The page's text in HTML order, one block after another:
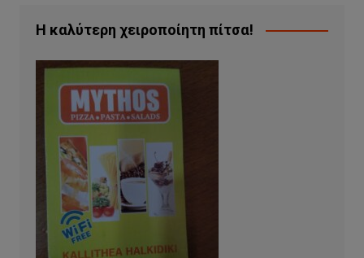
Η καλύτερη χειροποίητη πίτσα!